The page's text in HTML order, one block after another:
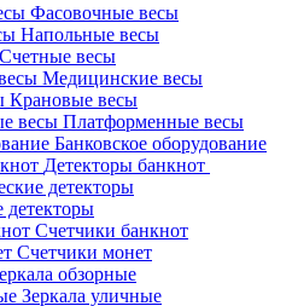
Фасовочные весы
Напольные весы
Счетные весы
Медицинские весы
Крановые весы
Платформенные весы
Банковское оборудование
Детекторы банкнот
детекторы
Счетчики банкнот
Счетчики монет
обзорные
Зеркала уличные